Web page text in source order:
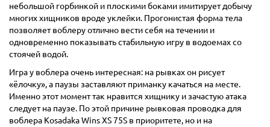
небольшой горбинкой и плоскими боками имитирует добычу
многих хищников вроде уклейки. Прогонистая форма тела
позволяет воблеру отлично вести себя на течении и
одновременно показывать стабильную игру в водоемах со
стоячей водой.
Игра у воблера очень интересная: на рывках он рисует
«ёлочку», а паузы заставляют приманку качаться на месте.
Именно этот момент так нравится хищнику и зачастую атака
следует на паузе. По этой причине рывковая проводка для
воблера Kosadaka Wins XS 75S в приоритете, но и на